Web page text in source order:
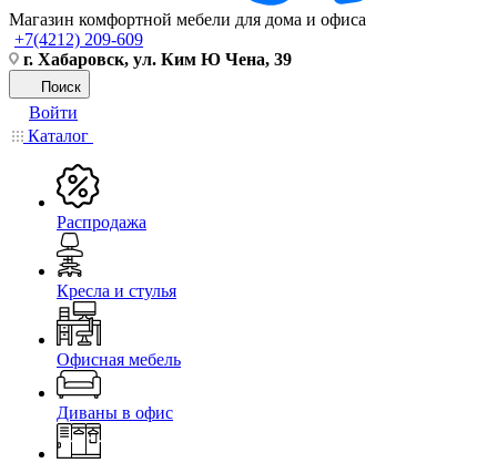
Магазин комфортной мебели для дома и офиса
+7(4212) 209-609
г. Хабаровск, ул. Ким Ю Чена, 39
Поиск
Войти
Каталог
Распродажа
Кресла и стулья
Офисная мебель
Диваны в офис